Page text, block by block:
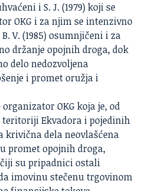
i S. J. (1979) koji se
OKG i za njim se intenzivno
V. (1985) osumnjičeni i za
držanje opojnih droga, dok
delo nedozvoljena
i promet oružja i
organizator OKG koja je, od
teritoriji Ekvadora i pojedinih
krivična dela neovlašćena
promet opojnih droga,
čiji su pripadnici ostali
imovinu stečenu trgovinom